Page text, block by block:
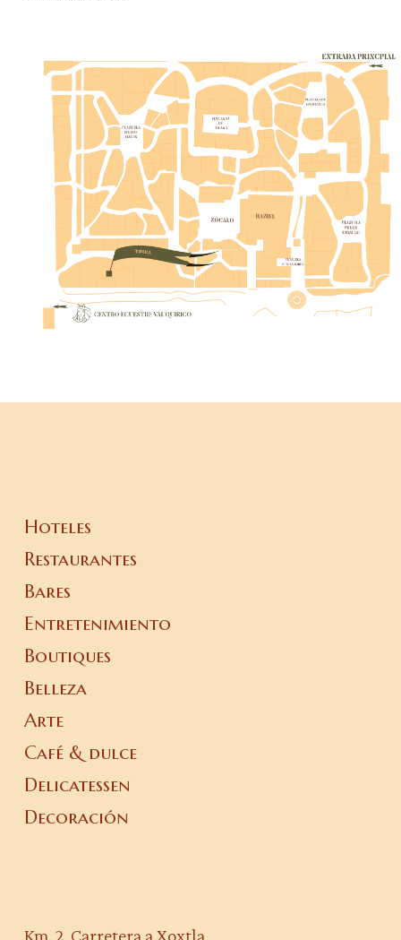
Hoteles
Restaurantes
Bares
Entretenimiento
Boutiques
Belleza
Arte
Café & dulce
Delicatessen
Decoración
Km. 2, Carretera a Xoxtla,